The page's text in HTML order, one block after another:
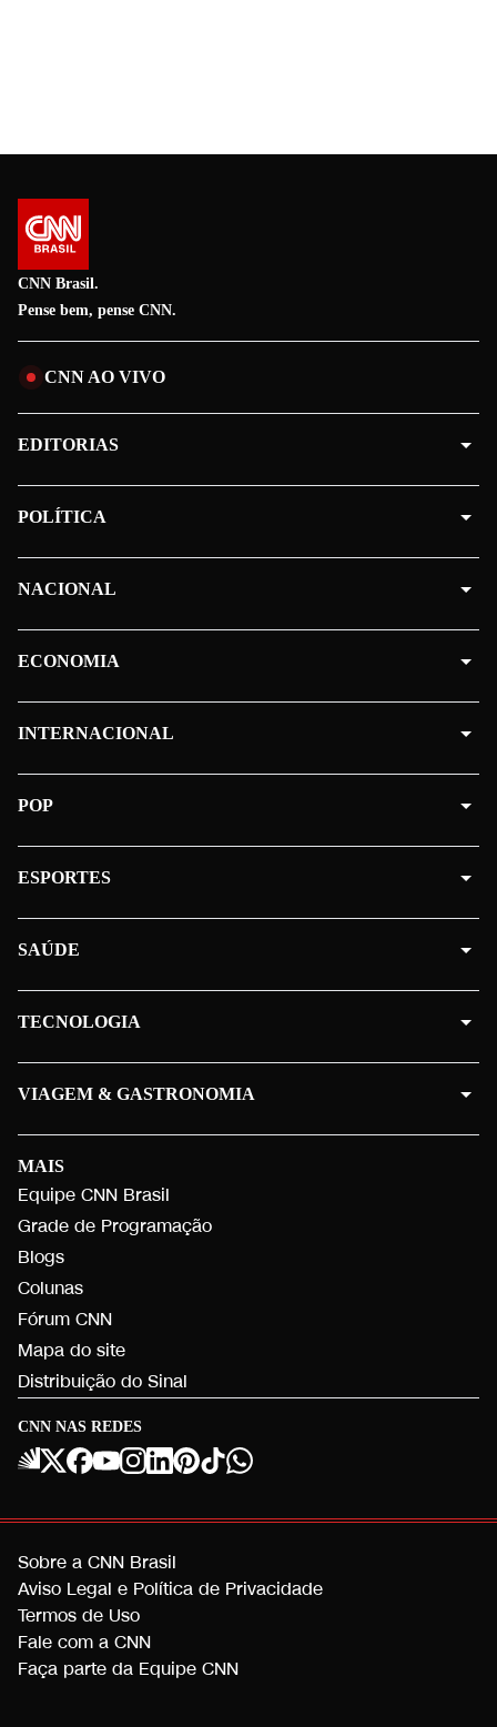
CNN Brasil.
Pense bem, pense CNN.
CNN AO VIVO
CNN NAS REDES
MAIS
Equipe CNN Brasil
Grade de Programação
Blogs
Colunas
Fórum CNN
Mapa do site
Distribuição do Sinal
EDITORIAS
POLÍTICA
NACIONAL
ECONOMIA
INTERNACIONAL
POP
ESPORTES
SAÚDE
TECNOLOGIA
VIAGEM & GASTRONOMIA
Sobre a CNN Brasil
Aviso Legal e Política de Privacidade
Termos de Uso
Fale com a CNN
Faça parte da Equipe CNN